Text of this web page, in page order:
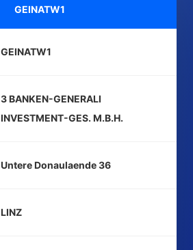
GEINATW1
GEINATW1
3 BANKEN-GENERALI
INVESTMENT-GES. M.B.H.
Untere Donaulaende 36
LINZ